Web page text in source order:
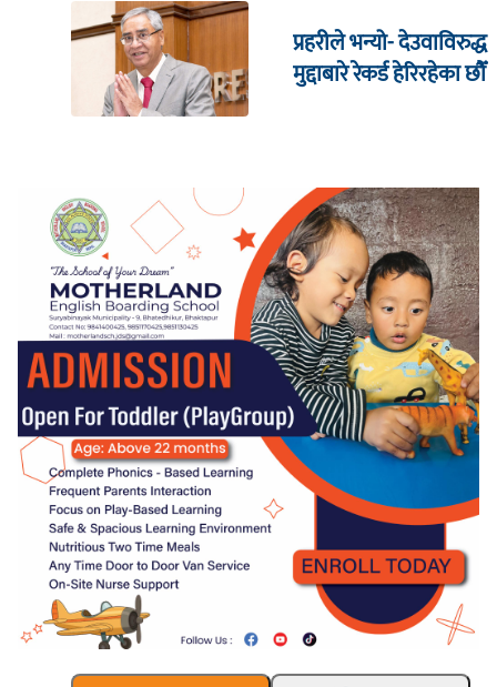
प्रहरीले भन्यो- देउवाविरुद्ध
मुद्दाबारे रेकर्ड हेरिरहेका छौँ